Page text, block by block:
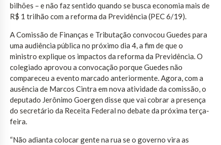
bilhões – e não faz sentido quando se busca economia mais de
R$ 1 trilhão com a reforma da Previdência (PEC 6/19).
A Comissão de Finanças e Tributação convocou Guedes para
uma audiência pública no próximo dia 4, a fim de que o
ministro explique os impactos da reforma da Previdência. O
colegiado aprovou a convocação porque Guedes não
compareceu a evento marcado anteriormente. Agora, com a
ausência de Marcos Cintra em nova atividade da comissão, o
deputado Jerônimo Goergen disse que vai cobrar a presença
do secretário da Receita Federal no debate da próxima terça-
feira.
“Não adianta colocar gente na rua se o governo vira as